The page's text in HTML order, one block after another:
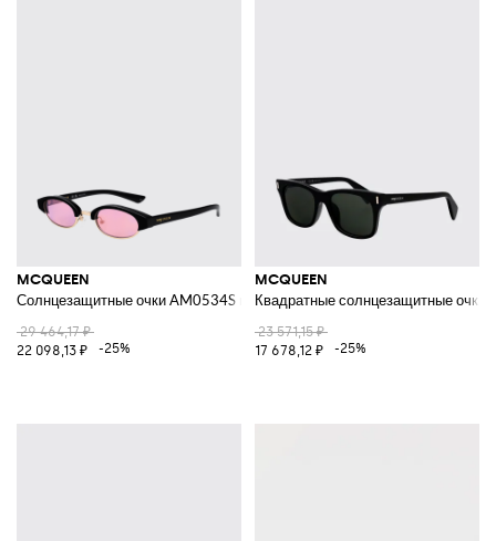
MCQUEEN
Солнцезащитные очки AM0534S из ацетата
29 464,17 ₽
22 098,13 ₽
-25%
MCQUEEN
Квадратные солнцезащитные очки
23 571,15 ₽
17 678,12 ₽
-25%